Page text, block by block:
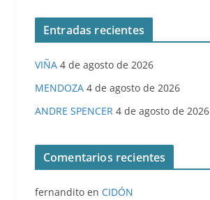
Entradas recientes
VIÑA 4 de agosto de 2026
MENDOZA 4 de agosto de 2026
ANDRE SPENCER 4 de agosto de 2026
Comentarios recientes
fernandito en CIDÓN